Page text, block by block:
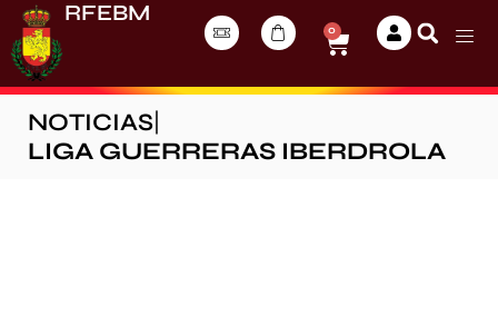
RFEBM
0
NOTICIAS
LIGA GUERRERAS IBERDROLA